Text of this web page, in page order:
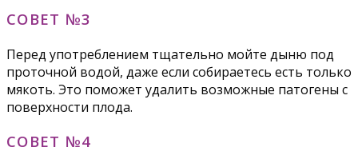
СОВЕТ №3
Перед употреблением тщательно мойте дыню под
проточной водой, даже если собираетесь есть только
мякоть. Это поможет удалить возможные патогены с
поверхности плода.
СОВЕТ №4